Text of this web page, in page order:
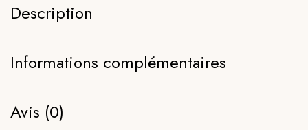
Description
Informations complémentaires
Avis (0)